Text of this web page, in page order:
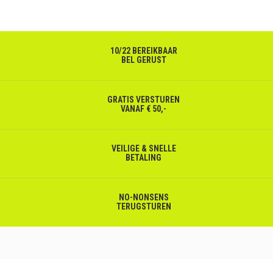
10/22 BEREIKBAAR
BEL GERUST
GRATIS VERSTUREN
VANAF € 50,-
VEILIGE & SNELLE
BETALING
NO-NONSENS
TERUGSTUREN